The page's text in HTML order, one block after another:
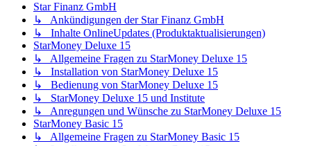
Star Finanz GmbH
↳ Ankündigungen der Star Finanz GmbH
↳ Inhalte OnlineUpdates (Produktaktualisierungen)
StarMoney Deluxe 15
↳ Allgemeine Fragen zu StarMoney Deluxe 15
↳ Installation von StarMoney Deluxe 15
↳ Bedienung von StarMoney Deluxe 15
↳ StarMoney Deluxe 15 und Institute
↳ Anregungen und Wünsche zu StarMoney Deluxe 15
StarMoney Basic 15
↳ Allgemeine Fragen zu StarMoney Basic 15